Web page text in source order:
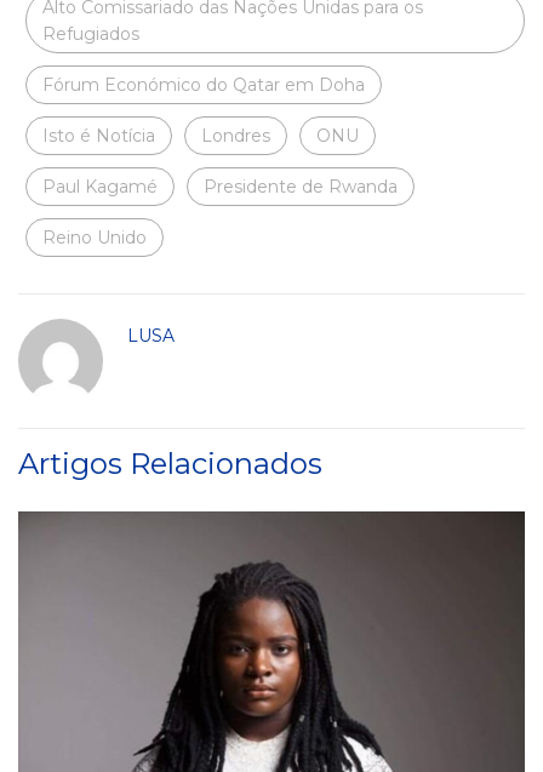
Alto Comissariado das Nações Unidas para os
Refugiados
Fórum Económico do Qatar em Doha
Isto é Notícia Londres ONU
Paul Kagamé Presidente de Rwanda
Reino Unido
LUSA
Artigos Relacionados